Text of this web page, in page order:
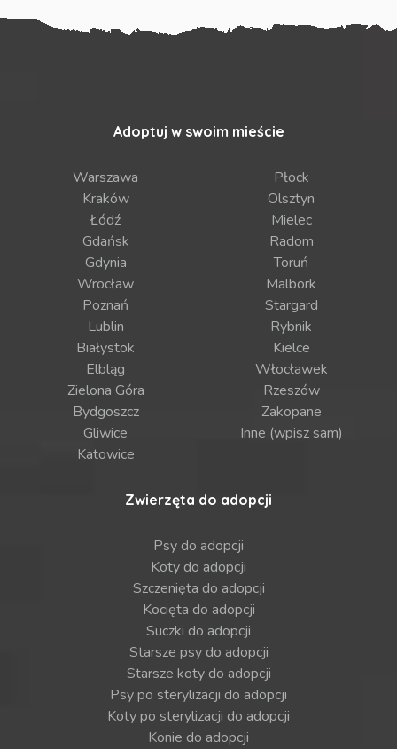
Adoptuj w swoim mieście
Warszawa
Kraków
Łódź
Gdańsk
Gdynia
Wrocław
Poznań
Lublin
Białystok
Elbląg
Zielona Góra
Bydgoszcz
Gliwice
Katowice
Płock
Olsztyn
Mielec
Radom
Toruń
Malbork
Stargard
Rybnik
Kielce
Włocławek
Rzeszów
Zakopane
Inne (wpisz sam)
Zwierzęta do adopcji
Psy do adopcji
Koty do adopcji
Szczenięta do adopcji
Kocięta do adopcji
Suczki do adopcji
Starsze psy do adopcji
Starsze koty do adopcji
Psy po sterylizacji do adopcji
Koty po sterylizacji do adopcji
Konie do adopcji